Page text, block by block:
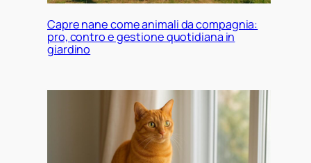
Capre nane come animali da compagnia:
pro, contro e gestione quotidiana in
giardino